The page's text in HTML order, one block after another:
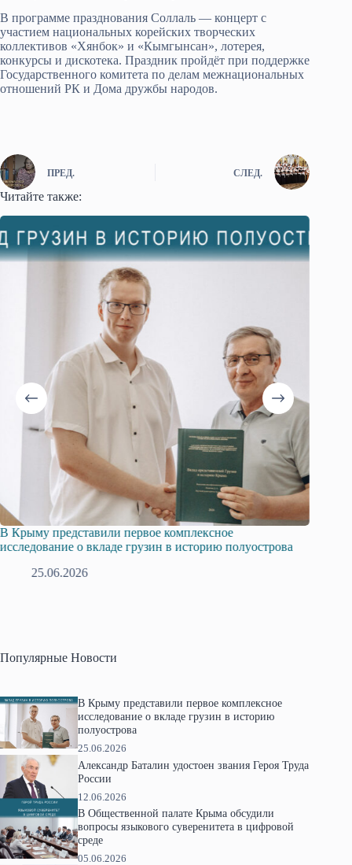
В программе празднования Соллаль — концерт с
участием национальных корейских творческих
коллективов «Хянбок» и «Кымгынсан», лотерея,
конкурсы и дискотека. Праздник пройдёт при поддержке
Государственного комитета по делам межнациональных
отношений РК и Дома дружбы народов.
ПРЕД. СЛЕД.
Читайте также:
В Крыму представили первое комплексное
исследование о вкладе грузин в историю полуострова
25.06.2026
Популярные Новости
В Крыму представили первое комплексное
исследование о вкладе грузин в историю
полуострова
25.06.2026
Александр Баталин удостоен звания Героя Труда
России
12.06.2026
В Общественной палате Крыма обсудили
вопросы языкового суверенитета в цифровой
среде
05.06.2026